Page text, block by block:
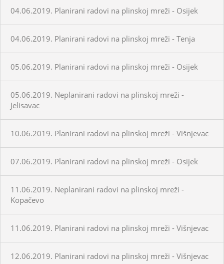
04.06.2019. Planirani radovi na plinskoj mreži - Osijek
04.06.2019. Planirani radovi na plinskoj mreži - Tenja
05.06.2019. Planirani radovi na plinskoj mreži - Osijek
05.06.2019. Neplanirani radovi na plinskoj mreži -
Jelisavac
10.06.2019. Planirani radovi na plinskoj mreži - Višnjevac
07.06.2019. Planirani radovi na plinskoj mreži - Osijek
11.06.2019. Neplanirani radovi na plinskoj mreži -
Kopačevo
11.06.2019. Planirani radovi na plinskoj mreži - Višnjevac
12.06.2019. Planirani radovi na plinskoj mreži - Višnjevac